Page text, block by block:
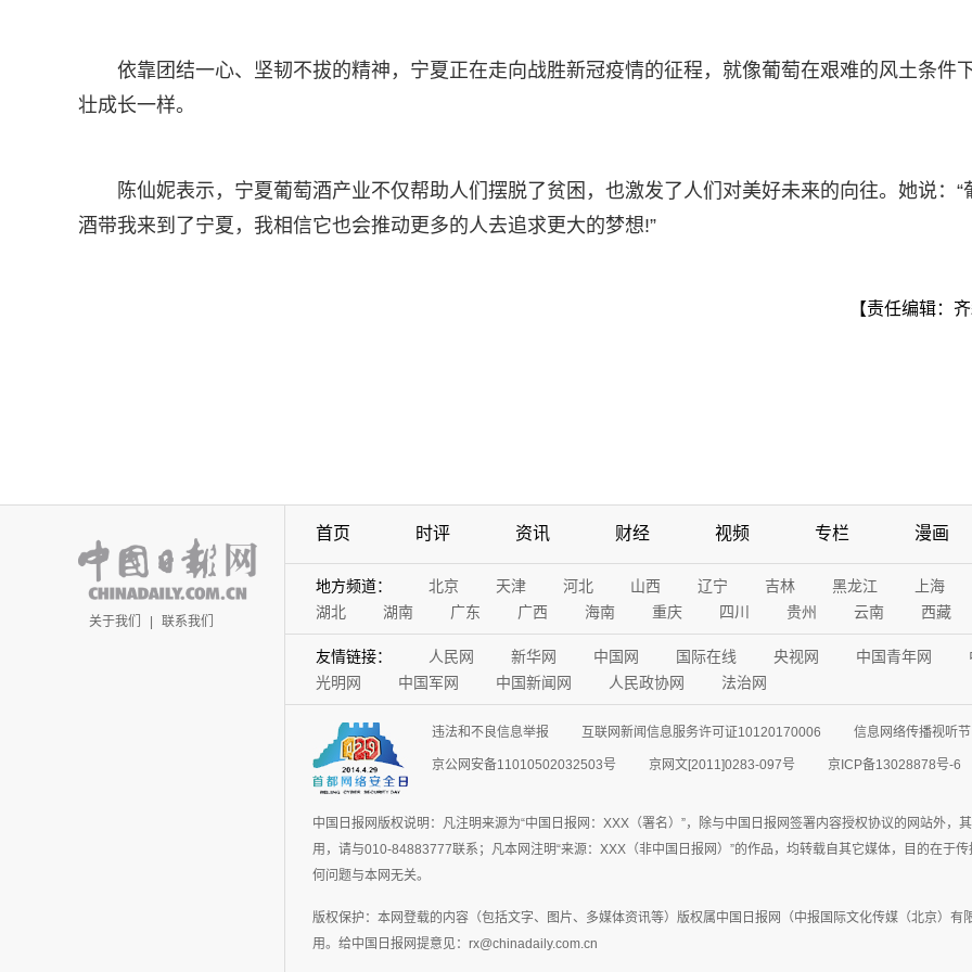
依靠团结一心、坚韧不拔的精神，宁夏正在走向战胜新冠疫情的征程，就像葡萄在艰难的风土条件
壮成长一样。
陈仙妮表示，宁夏葡萄酒产业不仅帮助人们摆脱了贫困，也激发了人们对美好未来的向往。她说：“
酒带我来到了宁夏，我相信它也会推动更多的人去追求更大的梦想!”
【责任编辑：齐
关于我们 | 联系我们
首页 时评 资讯 财经 视频 专栏 漫画
地方频道： 北京 天津 河北 山西 辽宁 吉林 黑龙江 上海
湖北
湖南 广东 广西 海南 重庆 四川 贵州 云南 西藏
友情链接： 人民网 新华网 中国网 国际在线 央视网 中国青年网
光明网
中国军网 中国新闻网 人民政协网 法治网
违法和不良信息举报 互联网新闻信息服务许可证10120170006 信息网络传播视听
京公网安备11010502032503号 京网文[2011]0283-097号 京ICP备13028878号-6
中国日报网版权说明：凡注明来源为“中国日报网：XXX（署名）”，除与中国日报网签署内容授权协议的网站外
用，请与010-84883777联系；凡本网注明“来源：XXX（非中国日报网）”的作品，均转载自其它媒体，目的在于
何问题与本网无关。
版权保护：本网登载的内容（包括文字、图片、多媒体资讯等）版权属中国日报网（中报国际文化传媒（北京）
用。给中国日报网提意见：rx@chinadaily.com.cn